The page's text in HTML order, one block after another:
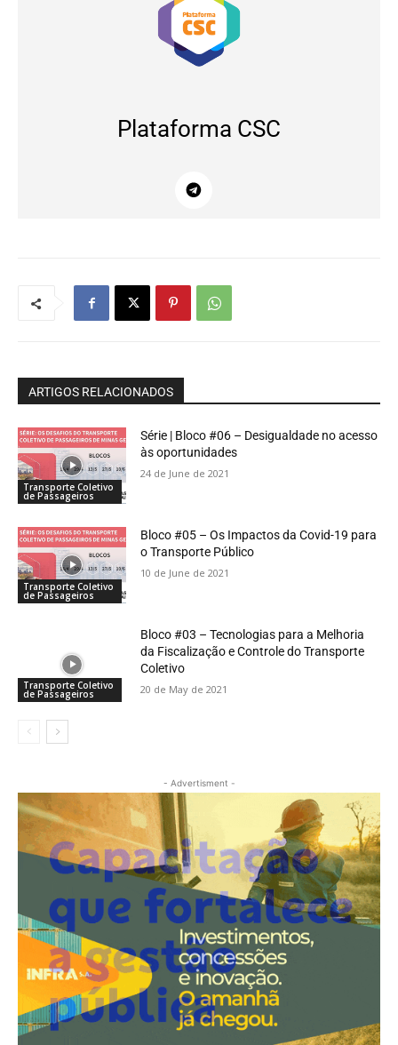
Plataforma CSC
ARTIGOS RELACIONADOS
Transporte Coletivo
de Passageiros
Série | Bloco #06 – Desigualdade no acesso
às oportunidades
24 de June de 2021
Transporte Coletivo
de Passageiros
Bloco #05 – Os Impactos da Covid-19 para
o Transporte Público
10 de June de 2021
Transporte Coletivo
de Passageiros
Bloco #03 – Tecnologias para a Melhoria
da Fiscalização e Controle do Transporte
Coletivo
20 de May de 2021
- Advertisment -